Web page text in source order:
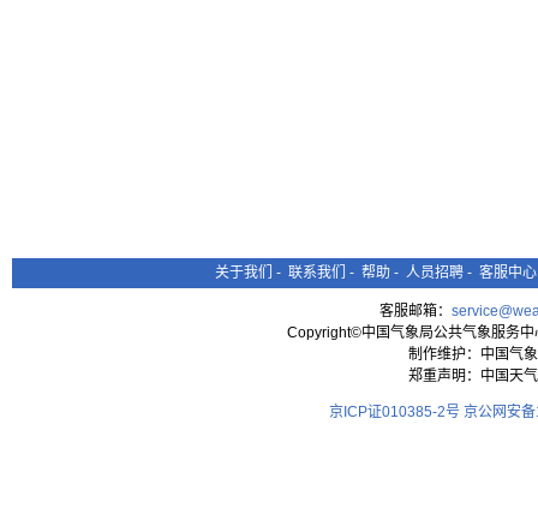
关于我们 - 联系我们 - 帮助 - 人员招聘 - 客服中心
客服邮箱：
Copyright©中国气象局公共气象服务
制作维护：中国气
郑重声明：中国天
京ICP证010385-2号 京公网安